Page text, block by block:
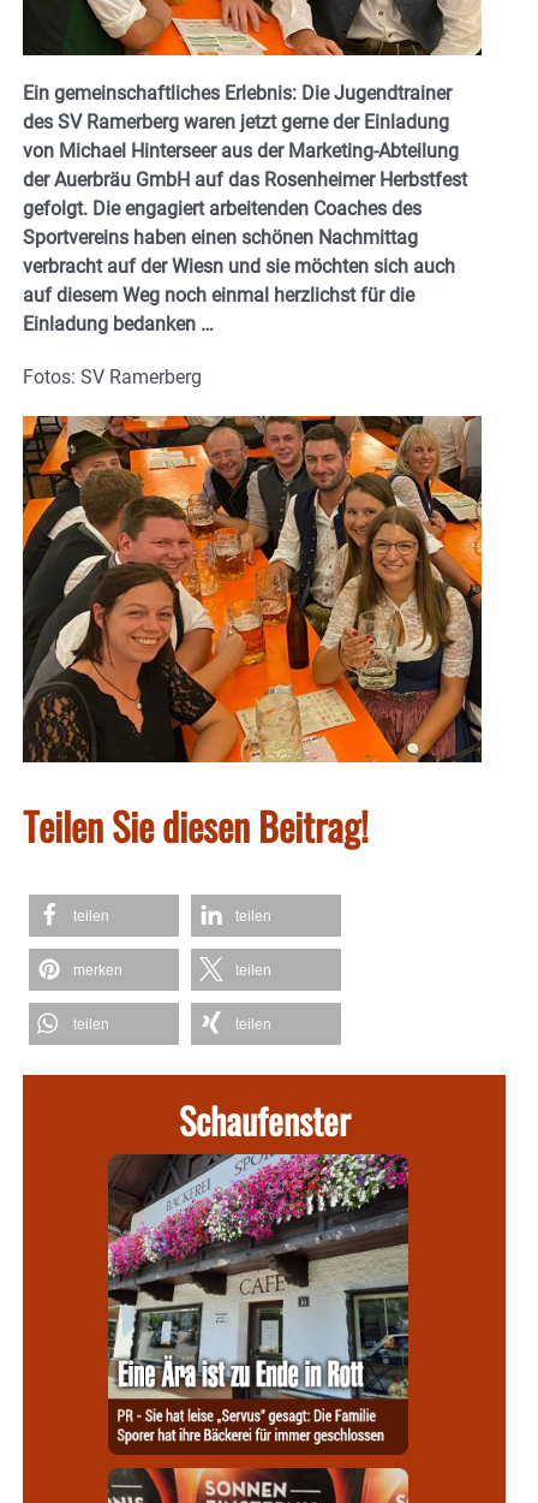
Ein gemeinschaftliches Erlebnis: Die Jugendtrainer
des SV Ramerberg waren jetzt gerne der Einladung
von Michael Hinterseer aus der Marketing-Abteilung
der Auerbräu GmbH auf das Rosenheimer Herbstfest
gefolgt. Die engagiert arbeitenden Coaches des
Sportvereins haben einen schönen Nachmittag
verbracht auf der Wiesn und sie möchten sich auch
auf diesem Weg noch einmal herzlichst für die
Einladung bedanken …
Fotos: SV Ramerberg
Teilen Sie diesen Beitrag!
teilen teilen
merken teilen
teilen teilen
Schaufenster